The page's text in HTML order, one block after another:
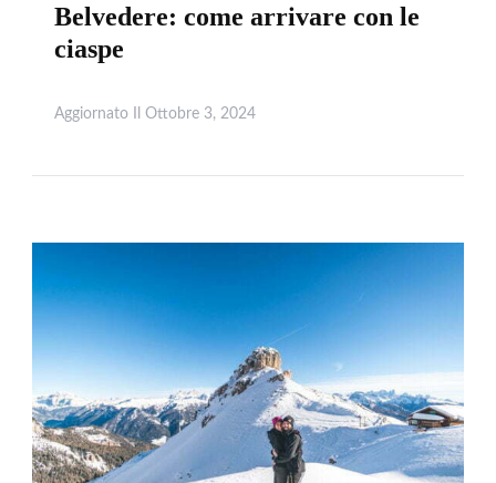
Belvedere: come arrivare con le
ciaspe
Aggiornato Il Ottobre 3, 2024